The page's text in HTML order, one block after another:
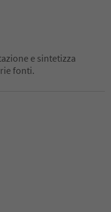
e sintetizza
fonti.